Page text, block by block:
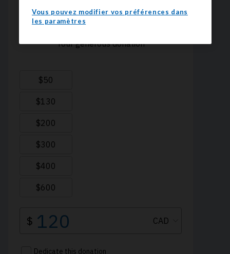
Vous pouvez modifier vos préférences dans
les paramètres